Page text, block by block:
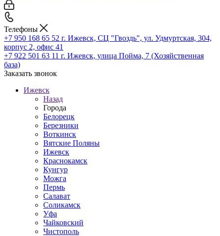
Телефоны
+7 950 168 65 52 г. Ижевск, СЦ "Гвоздь", ул. Удмуртская, 304,
корпус 2, офис 41
+7 922 501 63 11 г. Ижевск, улица Пойма, 7 (Хозяйственная
база)
Заказать звонок
Ижевск
Назад
Города
Белорецк
Березники
Воткинск
Вятские Поляны
Ижевск
Краснокамск
Кунгур
Можга
Пермь
Салават
Соликамск
Уфа
Чайковский
Чистополь